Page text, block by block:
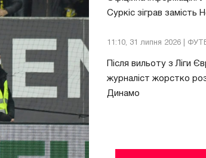
Суркіс зіграв
11:10, 31 липня 2026 |
Після вильоту з Ліги
журналіст жорстко
Динамо